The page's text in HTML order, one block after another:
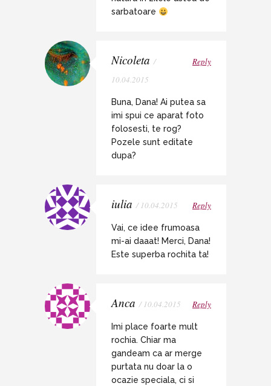
sarbatoare
Nicoleta /
10.04.2015
Reply
Buna, Dana! Ai putea sa
imi spui ce aparat foto
folosesti, te rog?
Pozele sunt editate
dupa?
iulia / 10.04.2015 Reply
Vai, ce idee frumoasa
mi-ai daaat! Merci, Dana!
Este superba rochita ta!
Anca / 10.04.2015 Reply
Imi place foarte mult
rochia. Chiar ma
gandeam ca ar merge
purtata nu doar la o
ocazie speciala, ci si